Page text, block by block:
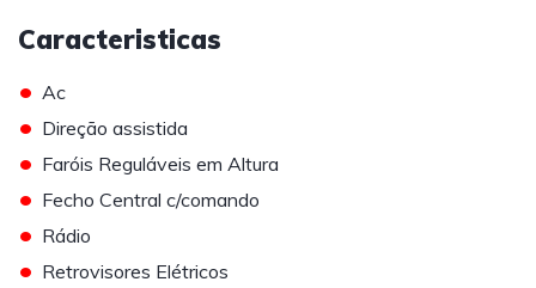
Caracteristicas
• Ac
• Direção assistida
• Faróis Reguláveis em Altura
• Fecho Central c/comando
• Rádio
• Retrovisores Elétricos